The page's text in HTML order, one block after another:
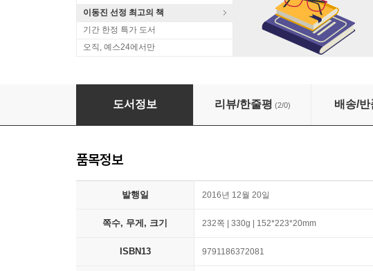
이동진 선정 최고의 책
기간 한정 특가 도서
오직, 예스24에서만
도서정보 리뷰/한줄평 (2/0) 배송/
품목정보
발행일 2016년 12월 20일
쪽수, 무게, 크기 232쪽 | 330g | 152*223*20mm
ISBN13 9791186372081